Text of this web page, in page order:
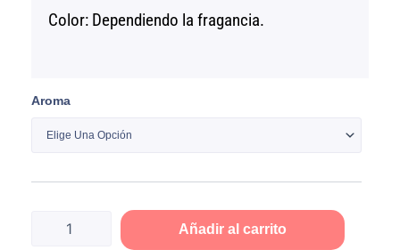
Color: Dependiendo la fragancia.
Aroma
1
cantidad
Añadir al carrito